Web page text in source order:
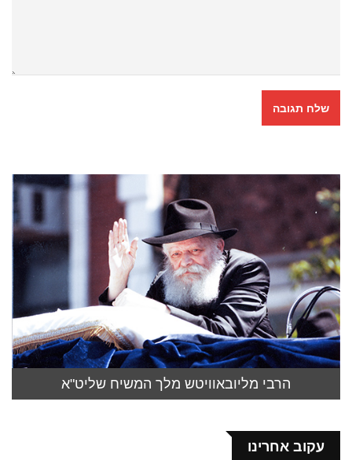
הרבי מליובאוויטש מלך המשיח שליט"א
עקוב אחרינו